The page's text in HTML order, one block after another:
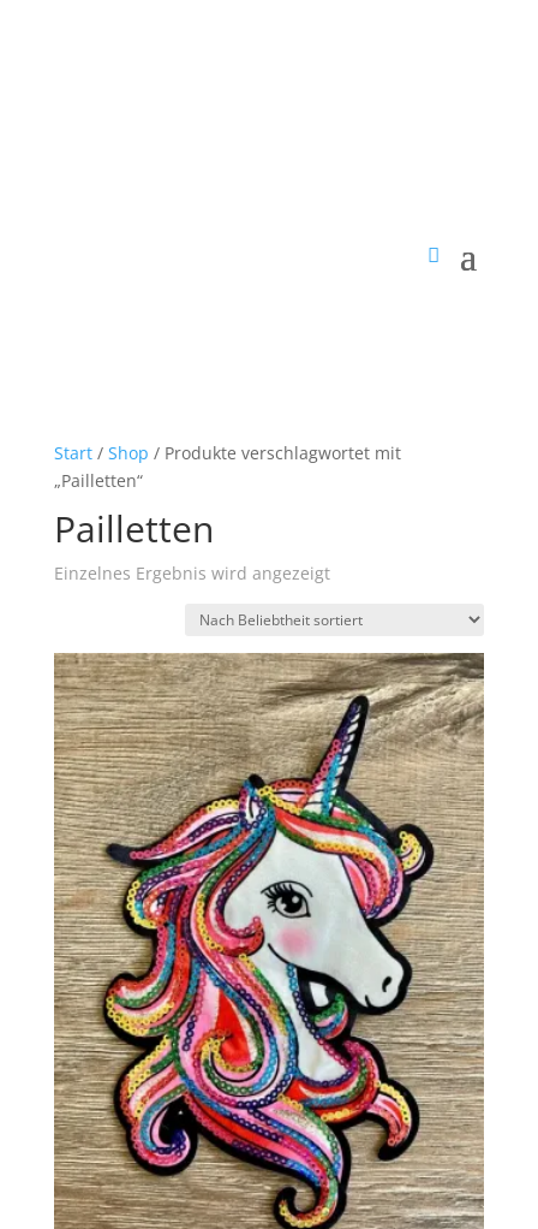
Start/ Shop / Produkte verschlagwortet mit
„Pailletten“
Pailletten
Einzelnes Ergebnis wird angezeigt